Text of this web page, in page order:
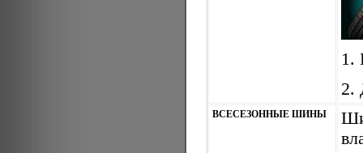
1.
2.
ВСЕСЕЗОННЫЕ ШИНЫ